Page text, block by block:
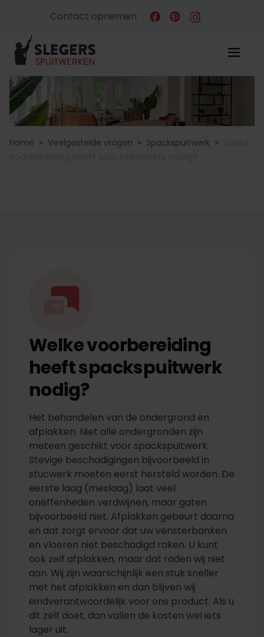
Contact opnemen
Home » Veelgestelde vragen » Spackspuitwerk »
Welke voorbereiding
heeft spackspuitwerk
nodig?
Het behandelen van de ondergrond en
afplakken. Niet alle ondergronden zijn
meteen geschikt voor spackspuitwerk.
Stevige beschadigingen bijvoorbeeld in
stucwerk moeten eerst hersteld worden. De
eerste laag (meslaag) laat veel
oneffenheden verdwijnen, maar gaten
bijvoorbeeld niet. Afplakken gebeurt daarna
en dat zorgt ervoor dat uw vensterbanken
en vloeren niet beschadigd raken. U kunt
ook zelf afplakken, maar dat raden wij niet
aan. Wij zijn waarschijnlijk een stuk sneller
met het afplakken en dan blijven wij
eindverantwoordelijk voor ons product. Als u
dit zelf doet, dan vallen de kosten wel iets
lager uit.